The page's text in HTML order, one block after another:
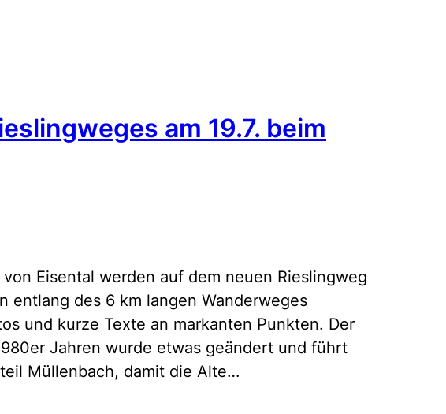
am 19.7. beim
Eisental werden auf dem neuen Rieslingweg
entlang des 6 km langen Wanderweges
und kurze Texte an markanten Punkten. Der
Jahren wurde etwas geändert und führt
Müllenbach, damit die Alte…